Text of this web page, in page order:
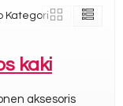
Kategori
kaki
aksesoris